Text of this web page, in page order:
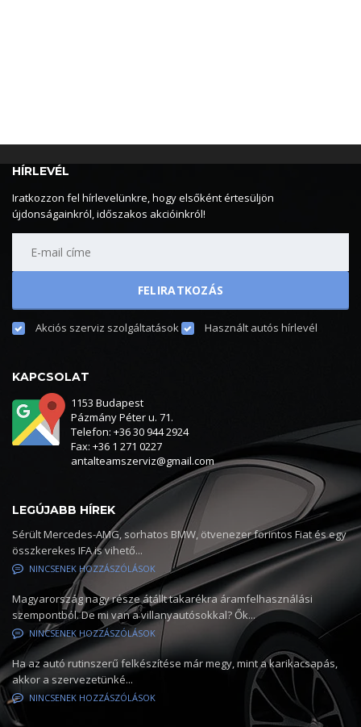
HÍRLEVÉL
Iratkozzon fel hírlevelünkre, hogy elsőként értesüljön
újdonságainkról, időszakos akcióinkról!
Akciós szerviz szolgáltatások Használt autós hírlevél
KAPCSOLAT
1153 Budapest
Pázmány Péter u. 71.
Telefon: +36 30 944 2924
Fax: +36 1 271 0227
antalteamszerviz@gmail.com
LEGÚJABB HÍREK
Sérült Mercedes-AMG, sorhatos BMW, ötvenezer forintos Fiat és egy
összkerekes IFA is vihető...
NINCSENEK HOZZÁSZÓLÁSOK
Magyarország nagy része átállt takarékra áramfelhasználási
szempontból. De mi van a villanyautósokkal? Ők...
NINCSENEK HOZZÁSZÓLÁSOK
Ha az autó rutinszerű felkészítése már megy, mint a karikacsapás,
akkor a szervezetünké...
NINCSENEK HOZZÁSZÓLÁSOK